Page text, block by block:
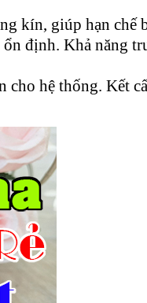
kín, giúp hạn chế
định. Khả năng
cho hệ thống. Kết